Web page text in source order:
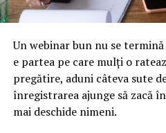
Un webinar bun nu se
e partea pe care mulți o
pregătire, aduni câteva sute
înregistrarea ajunge să zacă
mai deschide nimeni.